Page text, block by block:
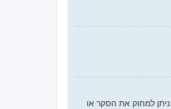
למחוק את הסקר או